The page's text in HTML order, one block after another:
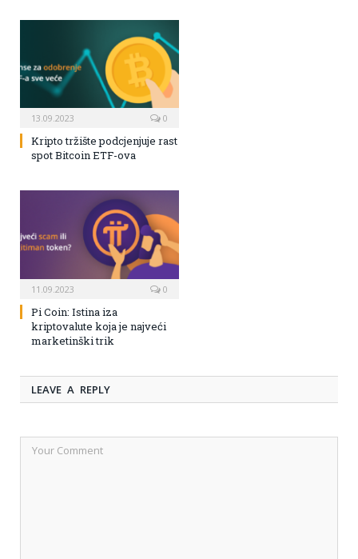
13.09.2023 0
Kripto tržište podcjenjuje rast
spot Bitcoin ETF-ova
11.09.2023 0
Pi Coin: Istina iza
kriptovalute koja je najveći
marketinški trik
LEAVE A REPLY